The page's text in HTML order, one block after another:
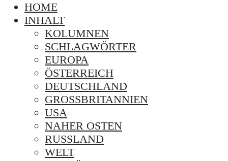
HOME
INHALT
KOLUMNEN
SCHLAGWÖRTER
EUROPA
ÖSTERREICH
DEUTSCHLAND
GROSSBRITANNIEN
USA
NAHER OSTEN
RUSSLAND
WELT